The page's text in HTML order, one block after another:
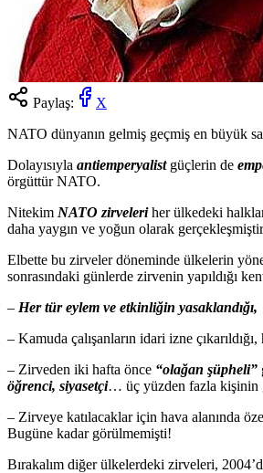
Paylaş:
X
NATO dünyanın gelmiş geçmiş en büyük
Dolayısıyla antiemperyalistgüçlerin de
örgüttür NATO.
Nitekim NATO zirveleriher ülkedeki
daha yaygın ve yoğun olarak
Elbette bu zirveler döneminde ülkelerin
sonrasındaki günlerde zirvenin yapıldığı
– Her tür eylem ve etkinliğin yasaklandığı,
– Kamuda çalışanların idari izne
– Zirveden iki hafta önce “olağan şüpheli”
öğrenci, siyasetçi… üç yüzden fazla kişinin
– Zirveye katılacaklar için hava alanında
Bugüne kadar görülmemişti!
Bırakalım diğer ülkelerdeki zirveleri,